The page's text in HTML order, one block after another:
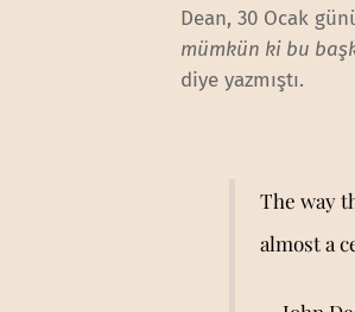
Dean, 30 Ocak
mümkün ki bu
diye yazmıştı.
The way
almost a